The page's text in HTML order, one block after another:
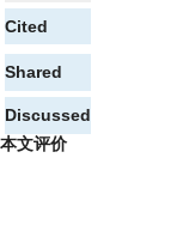
Cited
Shared
Discussed
本文评价